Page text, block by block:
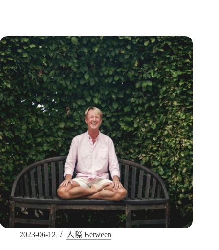
2023-06-12 人際 Between